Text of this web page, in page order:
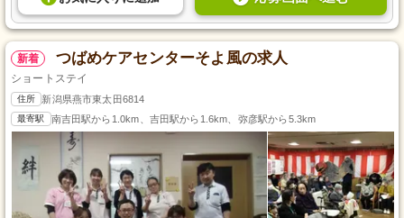
新着 つばめケアセンターそよ風の求人
ショートステイ
住所 新潟県燕市東太田6814
最寄駅 南吉田駅から1.0km、吉田駅から1.6km、弥彦駅から5.3km